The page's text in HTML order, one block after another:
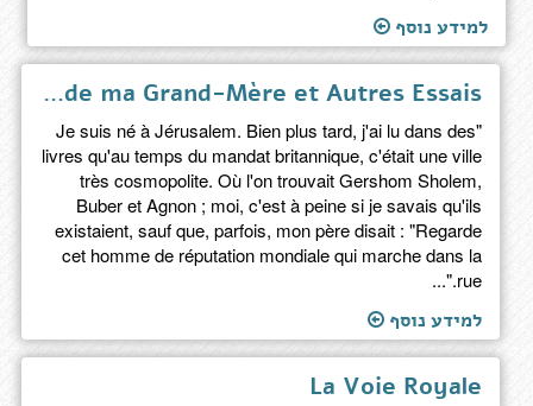
למידע נוסף
Les Deux Morts de ma Grand-Mère et Autres Essais
"Je suis né à Jérusalem. Bien plus tard, j'ai lu dans des
livres qu'au temps du mandat britannique, c'était une ville
très cosmopolite. Où l'on trouvait Gershom Sholem,
Buber et Agnon ; moi, c'est à peine si je savais qu'ils
existaient, sauf que, parfois, mon père disait : "Regarde
cet homme de réputation mondiale qui marche dans la
rue."...
למידע נוסף
La Voie Royale